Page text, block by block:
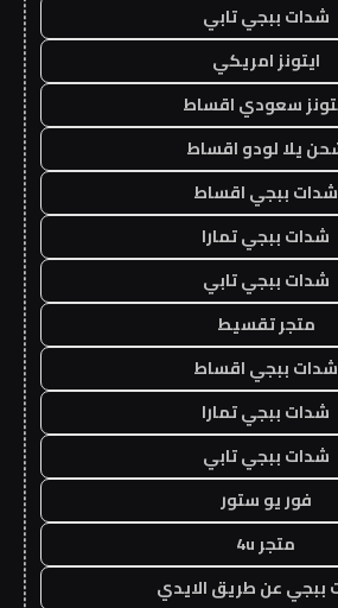
شدات ببجي تابي
ايتونز امريكي
سعودي اقساط
يلا لودو اقساط
شدات ببجي اقساط
شدات ببجي تمارا
شدات ببجي تابي
متجر تقسيط
شدات ببجي اقساط
شدات ببجي تمارا
شدات ببجي تابي
فور يو ستور
متجر 4u
ببجي عن طريق الايدي